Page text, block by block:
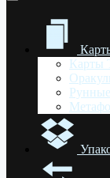
Карты